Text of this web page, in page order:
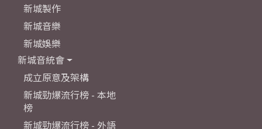
新城製作
新城音樂
新城娛樂
新城音統會
成立原意及架構
新城勁爆流行榜 - 本地
榜
新城勁爆流行榜 - 外語